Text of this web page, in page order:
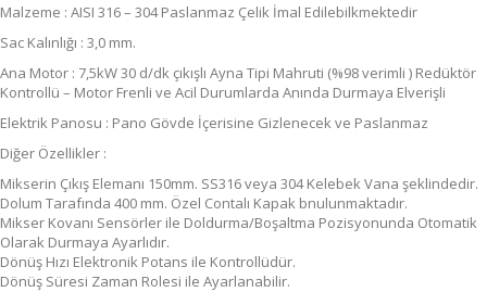
Malzeme : AISI 316 – 304 Paslanmaz Çelik İmal Edilebilkmektedir
Sac Kalınlığı : 3,0 mm.
Ana Motor : 7,5kW 30 d/dk çıkışlı Ayna Tipi Mahruti (%98 verimli ) Redüktör
Kontrollü – Motor Frenli ve Acil Durumlarda Anında Durmaya Elverişli
Elektrik Panosu : Pano Gövde İçerisine Gizlenecek ve Paslanmaz
Diğer Özellikler :
Mikserin Çıkış Elemanı 150mm. SS316 veya 304 Kelebek Vana şeklindedir.
Dolum Tarafında 400 mm. Özel Contalı Kapak bnulunmaktadır.
Mikser Kovanı Sensörler ile Doldurma/Boşaltma Pozisyonunda Otomatik
Olarak Durmaya Ayarlıdır.
Dönüş Hızı Elektronik Potans ile Kontrollüdür.
Dönüş Süresi Zaman Rolesi ile Ayarlanabilir.